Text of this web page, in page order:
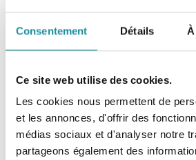
Consentement Détails
Ce site web utilise des cookies.
Les cookies nous permettent de
et les annonces, d'offrir des
médias sociaux et d'analyser notre
partageons également des
Codexial Cérat de Galien
EXCIPIENT DERMATOLOGIQUE